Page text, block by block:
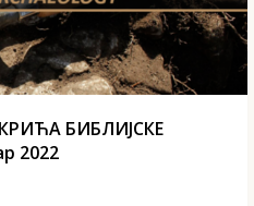
БИБЛИЈСКЕ
2022